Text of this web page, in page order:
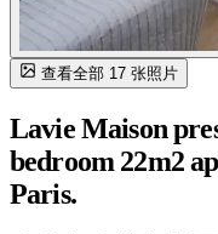
查看全部 17 张照片
Lavie Maison
bedroom 22m2
Paris.